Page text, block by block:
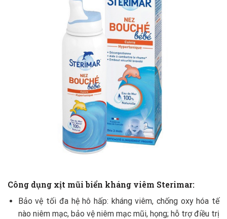
Công dụng xịt mũi biển kháng viêm Sterimar:
Bảo vệ tối đa hệ hô hấp: kháng viêm, chống oxy hóa tế
nào niêm mạc, bảo vệ niêm mạc mũi, họng; hỗ trợ điều trị